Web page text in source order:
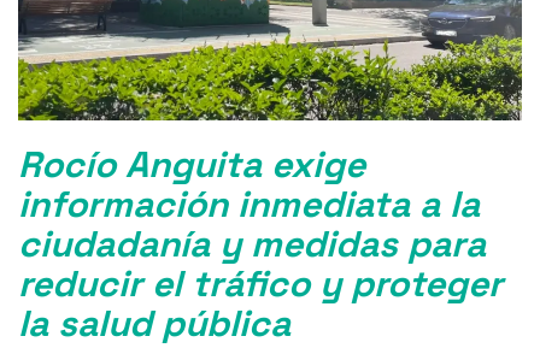
Rocío Anguita exige
información inmediata a la
ciudadanía y medidas para
reducir el tráfico y proteger
la salud pública